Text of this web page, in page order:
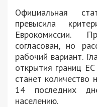
Официальная
превысила
Еврокомиссии.
согласован, но
рабочий вариант.
открытия границ
станет количество
14 последних
населению.